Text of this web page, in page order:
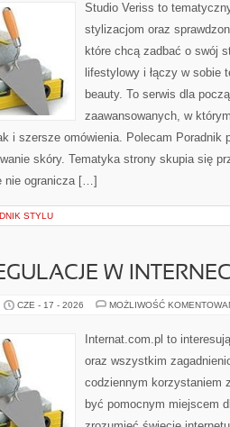
Studio Veriss to
stylizacjom oraz
które chcą zadbać o swój
lifestylowy i łączy w sobie
beauty. To serwis dla
zaawansowanych, w
i szersze omówienia. Polecam
skóry. Tematyka strony skupia się
nie ogranicza […]
STYLU
W
CZE - 17 - 2026 MOŻLIWOŚĆ
Internat.com.pl to
oraz wszystkim
codziennym korzystaniem
być pomocnym miejscem